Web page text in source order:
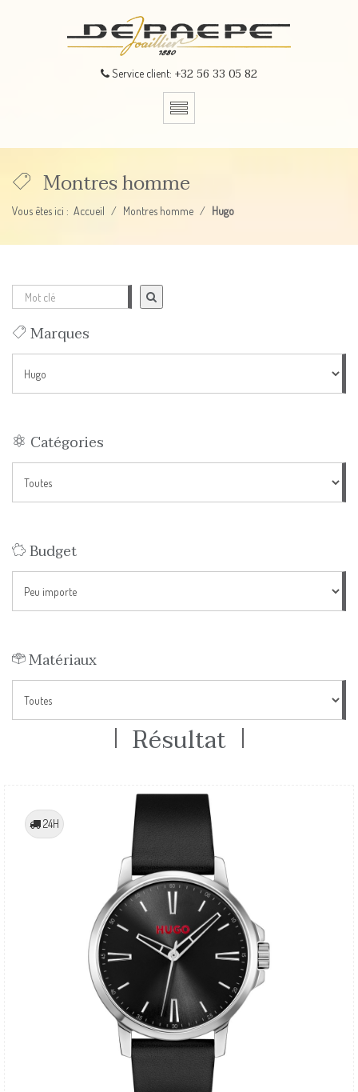
Service client: +32 56 33 05 82
Montres homme
Vous êtes ici : Accueil Montres homme Hugo
Marques
Catégories
Budget
Matériaux
Résultat
24H